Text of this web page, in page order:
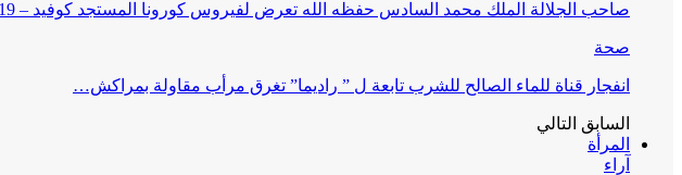
صاحب الجلالة الملك محمد السادس حفظه الله تعرض لفيروس كورونا المستجد كوفيد – 19 ، بدون…
صحة
انفجار قناة للماء الصالح للشرب تابعة ل ” راديما” تغرق مرأب مقاولة بمراكش…
السابق التالي
المرأة
آراء